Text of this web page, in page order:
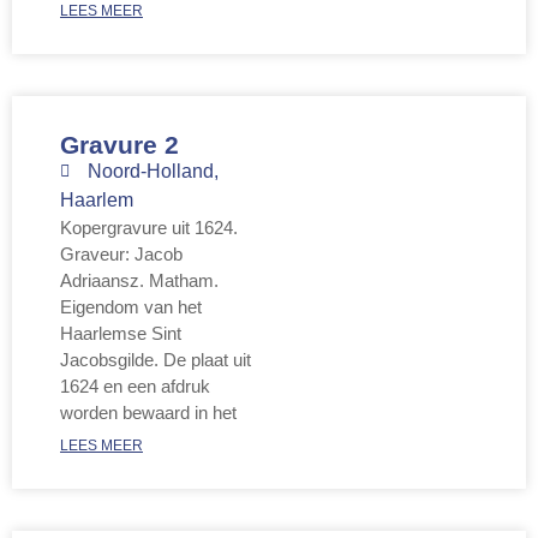
LEES MEER
Gravure 2
Noord-Holland,
Haarlem
Kopergravure uit 1624.
Graveur: Jacob
Adriaansz. Matham.
Eigendom van het
Haarlemse Sint
Jacobsgilde. De plaat uit
1624 en een afdruk
worden bewaard in het
LEES MEER